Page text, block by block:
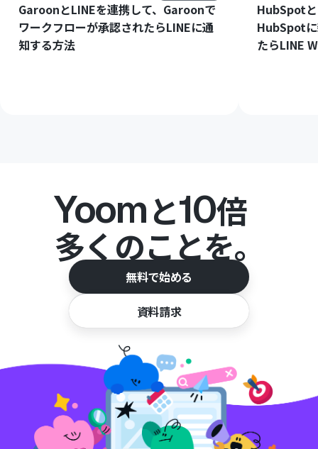
GaroonとLINEを連携して、Garoonで
ワークフローが承認されたらLINEに通
知する方法
HubSpotと
HubSpot
たらLINE
Yoomと10倍
多くのことを。
無料で始める
資料請求